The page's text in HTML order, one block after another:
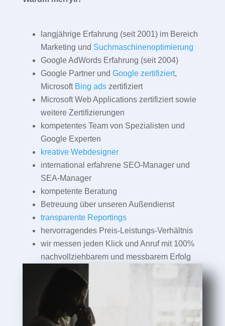
langjährige Erfahrung (seit 2001) im Bereich
Marketing und Suchmaschinenoptimierung
Google AdWords Erfahrung (seit 2004)
Google Partner und Google zertifiziert,
Microsoft Bing adszertifiziert
Microsoft Web Applications zertifiziert sowie
weitere Zertifizierungen
kompetentes Team von Spezialisten und
Google Experten
kreative Webdesigner
international erfahrene SEO-Manager und
SEA-Manager
kompetente Beratung
Betreuung über unseren Außendienst
transparente Reportings
hervorragendes Preis-Leistungs-Verhältnis
wir messen jeden Klick und Anruf mit 100%
nachvollziehbarem und messbarem Erfolg